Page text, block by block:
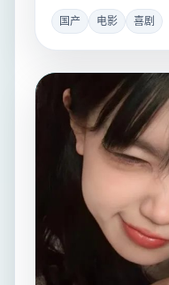
国产 电影 喜剧